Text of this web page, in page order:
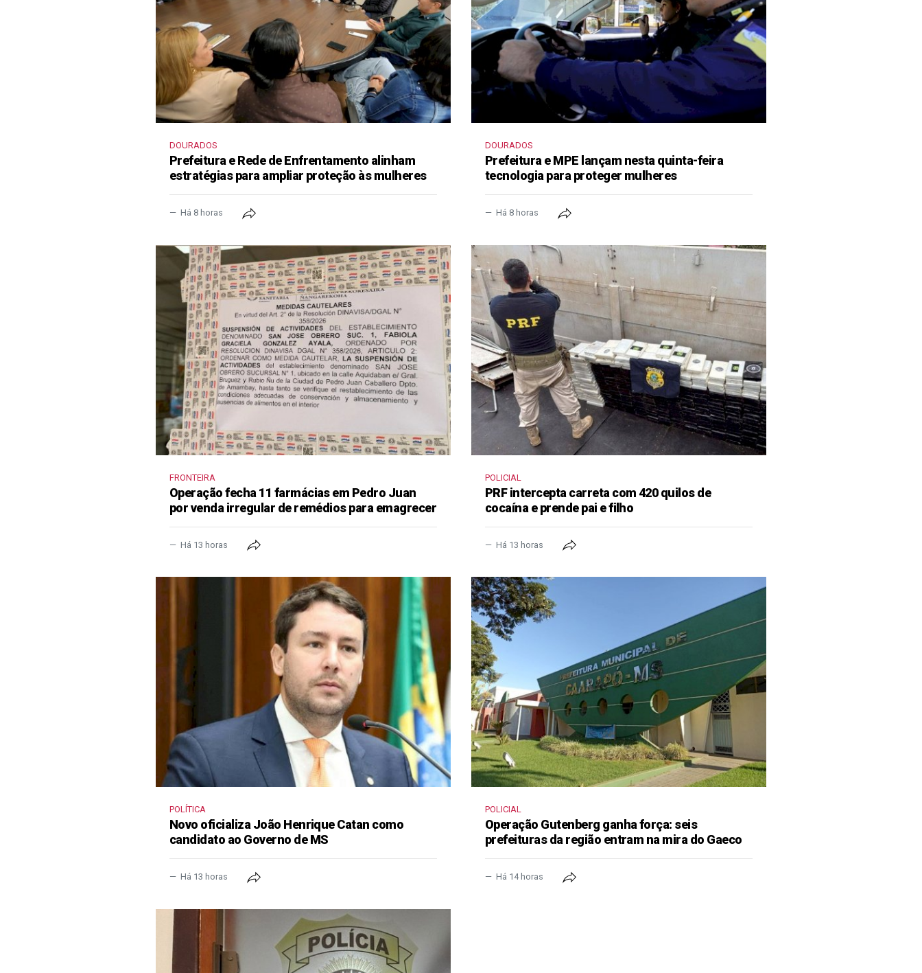
DOURADOS
Prefeitura e Rede de Enfrentamento alinham
estratégias para ampliar proteção às mulheres
Há 8 horas
DOURADOS
Prefeitura e MPE lançam nesta quinta-feira
tecnologia para proteger mulheres
Há 8 horas
FRONTEIRA
Operação fecha 11 farmácias em Pedro Juan
por venda irregular de remédios para emagrecer
Há 13 horas
POLICIAL
PRF intercepta carreta com 420 quilos de
cocaína e prende pai e filho
Há 13 horas
POLÍTICA
Novo oficializa João Henrique Catan como
candidato ao Governo de MS
Há 13 horas
POLICIAL
Operação Gutenberg ganha força: seis
prefeituras da região entram na mira do Gaeco
Há 14 horas